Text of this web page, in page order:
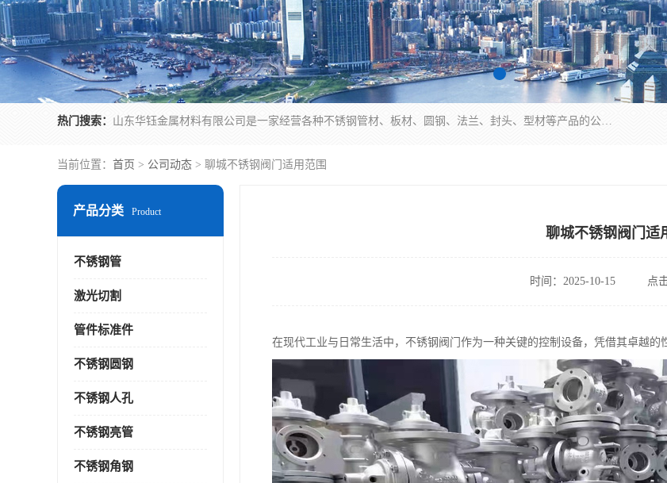
热门搜索： 山东华钰金属材料有限公司是一家经营各种不锈钢管材、板材、圆钢、法兰、封头、型材等产品的公司；主营产品有：不锈钢管，激光切割，管件标准件，不锈钢圆钢，不锈钢人孔，不锈钢亮管，不锈钢角钢，不锈钢加工，不锈钢管子，不锈钢工业方管，不锈钢封头，不锈钢法兰，不锈钢阀门，不锈钢槽钢，不锈钢扁钢，不锈钢板等；可为客户制作各种规格的型材及不锈钢配件、非标准件及各种容器具等，能满足客户的不同采购要求。
当前位置： 首页 > 公司动态 > 聊城不锈钢阀门适用范围
产品分类 Product
不锈钢管
激光切割
管件标准件
不锈钢圆钢
不锈钢人孔
不锈钢亮管
不锈钢角钢
聊城不锈钢阀门适
时间：2025-10-15 点
在现代工业与日常生活中，不锈钢阀门作为一种关键的控制设备，凭借其卓越的